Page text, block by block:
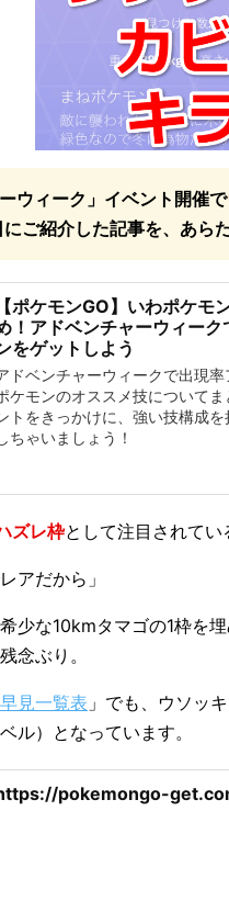
ウィーク」イベント開催で
ご紹介した記事を、あら
【ポケモンGO】いわポケモ
！アドベンチャーウィー
をゲットしよう
ドベンチャーウィークで出現
ケモンのオススメ技について
トをきっかけに、強い技構成
ちゃいましょう！
ズレ枠として注目されてい
アだから」
少な10kmタマゴの1枠を
念ぶり。
見一覧表 」でも、ウソッ
ル）となっています。
pokemongo-